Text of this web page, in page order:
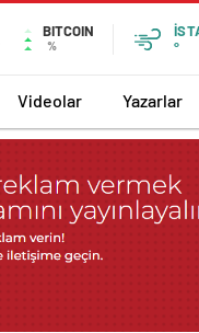
BITCOIN
%
°
Videolar Yazarlar